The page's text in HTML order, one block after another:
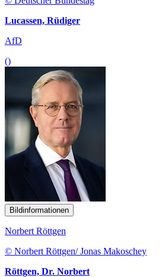
Lucassen, Rüdiger
AfD
()
Bildinformationen
Norbert Röttgen
© Norbert Röttgen/ Jonas Makoschey
Röttgen, Dr. Norbert